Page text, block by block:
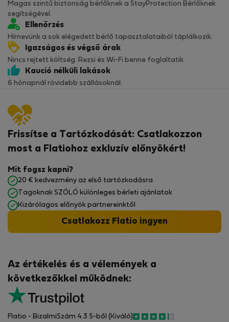
Magas szintű biztonság bérlőknek a StayProtection Bérlőknek
segítségével.
Ellenőrzés
Hírnevünk a sok elégedett bérlő tapasztalataiból táplálkozik.
Igazságos és végső árak
Nincs rejtett költség. Rezsi és Wi-Fi benne foglaltatik.
Kaució nélküli lakások
6 hónapnál rövidebb szállásoknál.
Az értékelés és a vélemények a
következőkkel működnek:
Flatio - BizalmiSzám 4.3 5-ből (Kiváló)
Frissítse a Tartózkodását: Csatlakozzon
most a Flatiohoz exkluzív előnyökért!
Mit fogsz kapni?
20 € kedvezmény az első tartózkodásra
Tagoknak SZÓLÓ különleges bérleti ajánlatok
Kizárólagos előnyök partnereinktől
Csatlakozz Flatio ingyen